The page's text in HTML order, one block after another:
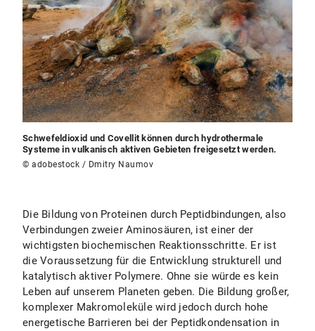
Schwefeldioxid und Covellit können durch hydrothermale
Systeme in vulkanisch aktiven Gebieten freigesetzt werden.
© adobestock / Dmitry Naumov
Die Bildung von Proteinen durch Peptidbindungen, also
Verbindungen zweier Aminosäuren, ist einer der
wichtigsten biochemischen Reaktionsschritte. Er ist
die Voraussetzung für die Entwicklung strukturell und
katalytisch aktiver Polymere. Ohne sie würde es kein
Leben auf unserem Planeten geben. Die Bildung großer,
komplexer Makromoleküle wird jedoch durch hohe
energetische Barrieren bei der Peptidkondensation in